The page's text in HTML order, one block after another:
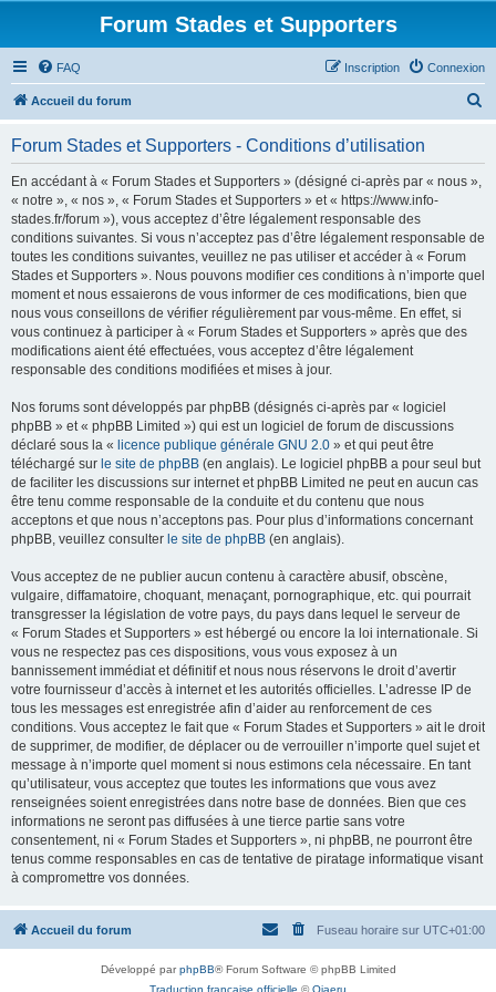
Forum Stades et Supporters
FAQ Connexion
Inscription
Accueil du forum
Forum Stades et Supporters - Conditions d’utilisation
En accédant à « Forum Stades et Supporters » (désigné ci-après par « nous »,
« notre », « nos », « Forum Stades et Supporters » et « https://www.info-
stades.fr/forum »), vous acceptez d’être légalement responsable des
conditions suivantes. Si vous n’acceptez pas d’être légalement responsable de
toutes les conditions suivantes, veuillez ne pas utiliser et accéder à « Forum
Stades et Supporters ». Nous pouvons modifier ces conditions à n’importe quel
moment et nous essaierons de vous informer de ces modifications, bien que
nous vous conseillons de vérifier régulièrement par vous-même. En effet, si
vous continuez à participer à « Forum Stades et Supporters » après que des
modifications aient été effectuées, vous acceptez d’être légalement
responsable des conditions modifiées et mises à jour.
Nos forums sont développés par phpBB (désignés ci-après par « logiciel
phpBB » et « phpBB Limited ») qui est un logiciel de forum de discussions
déclaré sous la « licence publique générale GNU 2.0 » et qui peut être
téléchargé sur le site de phpBB (en anglais). Le logiciel phpBB a pour seul but
de faciliter les discussions sur internet et phpBB Limited ne peut en aucun cas
être tenu comme responsable de la conduite et du contenu que nous
acceptons et que nous n’acceptons pas. Pour plus d’informations concernant
phpBB, veuillez consulter le site de phpBB (en anglais).
Vous acceptez de ne publier aucun contenu à caractère abusif, obscène,
vulgaire, diffamatoire, choquant, menaçant, pornographique, etc. qui pourrait
transgresser la législation de votre pays, du pays dans lequel le serveur de
« Forum Stades et Supporters » est hébergé ou encore la loi internationale. Si
vous ne respectez pas ces dispositions, vous vous exposez à un
bannissement immédiat et définitif et nous nous réservons le droit d’avertir
votre fournisseur d’accès à internet et les autorités officielles. L’adresse IP de
tous les messages est enregistrée afin d’aider au renforcement de ces
conditions. Vous acceptez le fait que « Forum Stades et Supporters » ait le droit
de supprimer, de modifier, de déplacer ou de verrouiller n’importe quel sujet et
message à n’importe quel moment si nous estimons cela nécessaire. En tant
qu’utilisateur, vous acceptez que toutes les informations que vous avez
renseignées soient enregistrées dans notre base de données. Bien que ces
informations ne seront pas diffusées à une tierce partie sans votre
consentement, ni « Forum Stades et Supporters », ni phpBB, ne pourront être
tenus comme responsables en cas de tentative de piratage informatique visant
à compromettre vos données.
Accueil du forum Fuseau horaire sur UTC+01:00
Développé parphpBB® Forum Software © phpBB Limited
Traduction française officielle ©Qiaeru